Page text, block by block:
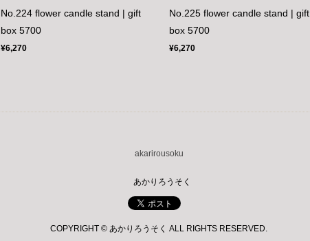
No.224 flower candle stand | gift
box 5700
¥6,270
No.225 flower candle stand | gift
box 5700
¥6,270
akarirousoku
あかりろうそく
COPYRIGHT © あかりろうそく ALL RIGHTS RESERVED.